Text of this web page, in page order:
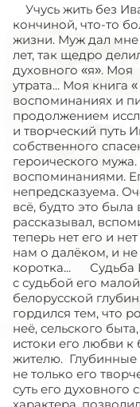
Учусь жить без
кончиной, что-то
жизни. Муж дал мне
лет, так щедро
духовного «я».
утрата... Моя книга
воспоминаниях и
продолжением
и творческий путь
собственного
героического
воспоминаниями.
непредсказуема.
всё, будто это
рассказывал,
теперь нет его и
нам о далёком, и
коротка... Судьба
с судьбой его
белорусской
гордился тем, что
неё, сельского
истоки его любви к
жителю. Глубинные
не только его
суть его духовного
характера,